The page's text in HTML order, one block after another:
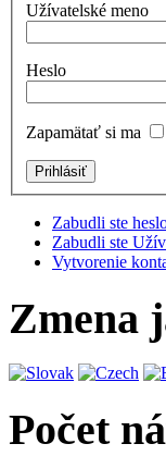
Užívatelské meno
Heslo
Zapamätať si ma
Zabudli ste
Zabudli ste
Vytvorenie
Zmena
Počet